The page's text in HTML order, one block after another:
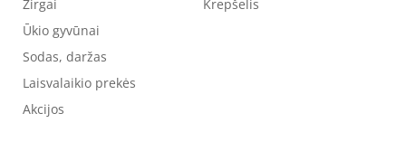
Žirgai
Ūkio gyvūnai
Sodas, daržas
Laisvalaikio prekės
Akcijos
Krepšelis